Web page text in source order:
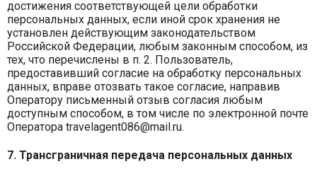
достижения соответствующей цели обработки
персональных данных, если иной срок хранения не
установлен действующим законодательством
Российской Федерации, любым законным способом, из
тех, что перечислены в п. 2. Пользователь,
предоставивший согласие на обработку персональных
данных, вправе отозвать такое согласие, направив
Оператору письменный отзыв согласия любым
доступным способом, в том числе по электронной почте
Оператора travelagent086@mail.ru.
7. Трансграничная передача персональных данных